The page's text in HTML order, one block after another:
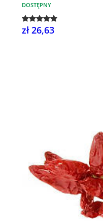
DOSTĘPNY
zł 26,63